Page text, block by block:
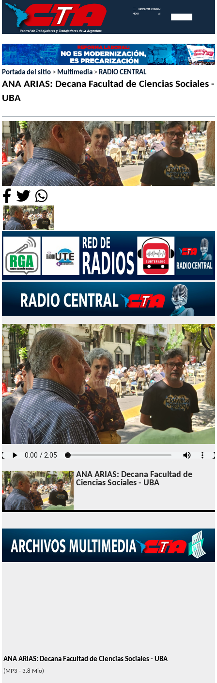
MENU
INICIOINSTITUCIONAL MEMORIAS
ANUALES
Portada del sitio > Multimedia > RADIO CENTRAL
ANA ARIAS: Decana Facultad de Ciencias Sociales -
UBA
ANA ARIAS: Decana Facultad de
Ciencias Sociales - UBA
ANA ARIAS: Decana Facultad de Ciencias Sociales - UBA
(MP3 - 3.8 Mio)